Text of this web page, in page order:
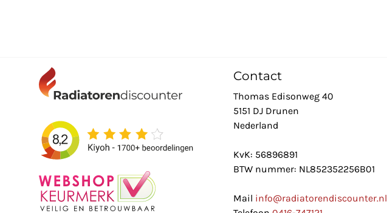
Contact
Thomas Edisonweg 40
5151 DJ Drunen
Nederland
KvK: 56896891
BTW nummer: NL852352256B01
Mail info@radiatorendiscounter.nl